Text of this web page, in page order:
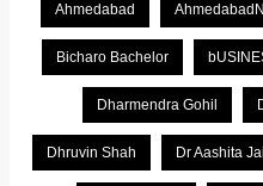
Ahmedabad
Bicharo Bachelor
Dharmendra Gohil
Dhruvin Shah Dr Aashita